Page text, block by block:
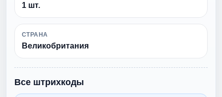
1 шт.
СТРАНА
Великобритания
Все штрихкоды